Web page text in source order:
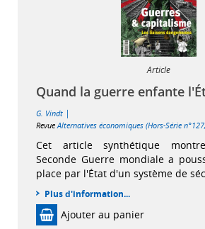
Article
Quand la guerre enfante
G. Vindt |
RevueAlternatives économiques (Hors-Série
Cet article synthétique
Seconde Guerre mondiale a
place par l'État d'un système de
Plus d'information...
Ajouter au panier